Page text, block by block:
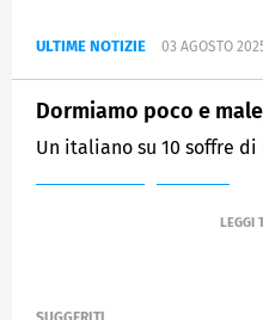
ULTIME NOTIZIE 03 AGOSTO
Dormiamo poco e
Un italiano su 10 soffre